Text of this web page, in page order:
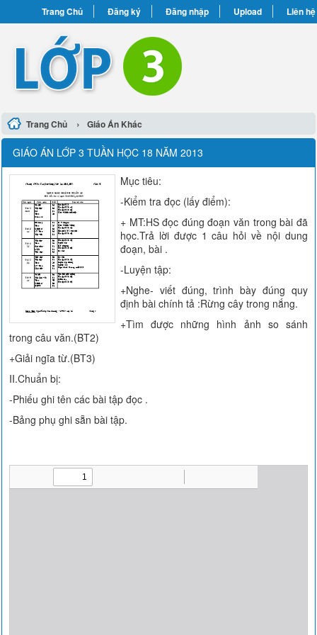
Trang Chủ Đăng ký Đăng nhập Upload Liên hệ
Trang Chủ › Giáo Án Khác
GIÁO ÁN LỚP 3 TUẦN HỌC 18 NĂM 2013
Mục tiêu:
-Kiểm tra đọc (lấy điểm):
+ MT:HS đọc đúng đoạn văn trong bài đã
học.Trả lời được 1 câu hỏi về nội dung
đoạn, bài .
-Luyện tập:
+Nghe- viết đúng, trình bày đúng quy
định bài chính tả :Rừng cây trong nắng.
+Tìm được những hình ảnh so sánh
trong câu văn.(BT2)
+Giải ngĩa từ.(BT3)
II.Chuẩn bị:
-Phiếu ghi tên các bài tập đọc .
-Bảng phụ ghi sẵn bài tập.